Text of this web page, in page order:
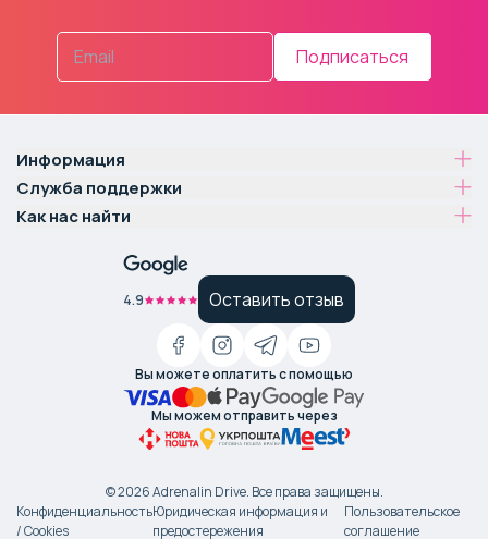
Подписаться
Информация
Служба поддержки
Как нас найти
4.9 Оставить отзыв
Вы можете оплатить с помощью
Мы можем отправить через
©2026Adrenalin Drive. Все права защищены.
Конфиденциальность
/ Cookies
Юридическая информация и
предостережения
Пользовательское
соглашение